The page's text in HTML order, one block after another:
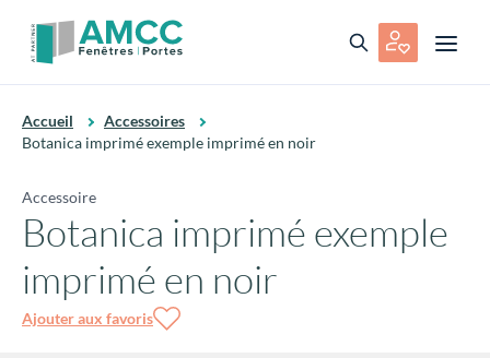
Accueil
Accessoires
Botanica imprimé exemple imprimé en noir
Accessoire
Botanica imprimé exemple
imprimé en noir
Ajouter aux favoris